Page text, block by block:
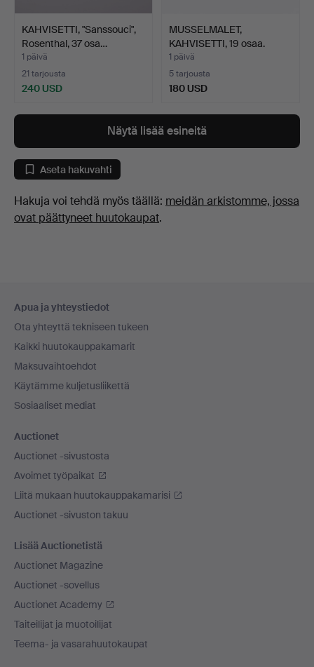
KAHVISETTI, "Sanssouci",
Rosenthal, 37 osa…
1 päivä
21 tarjousta
240 USD
MUSSELMALET,
KAHVISETTI, 19 osaa.
Posliini…
1 päivä
5 tarjousta
180 USD
Näytä lisää esineitä
Aseta hakuvahti
Hakuja voi tehdä myös täällä: meidän arkistomme, jossa
ovat päättyneet huutokaupat.
Apua ja yhteystiedot
Ota yhteyttä tekniseen tukeen
Kaikki huutokauppakamarit
Maksuvaihtoehdot
Käytämme kuljetusliikettä
Sosiaaliset mediat
Auctionet
Auctionet -sivustosta
Avoimet työpaikat
Liitä mukaan huutokauppakamarisi
Auctionet -sivuston takuu
Lisää Auctionetistä
Auctionet Magazine
Auctionet -sovellus
Auctionet Academy
Taiteilijat ja muotoilijat
Teema- ja vasarahuutokaupat